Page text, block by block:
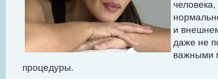
и
даже не
важными
процедуры.